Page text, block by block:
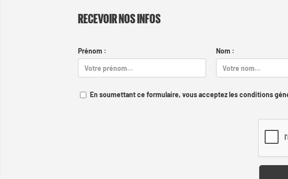
RECEVOIR NOS INFOS
Prénom : Nom :
En soumettant ce formulaire, vous acceptez les conditions